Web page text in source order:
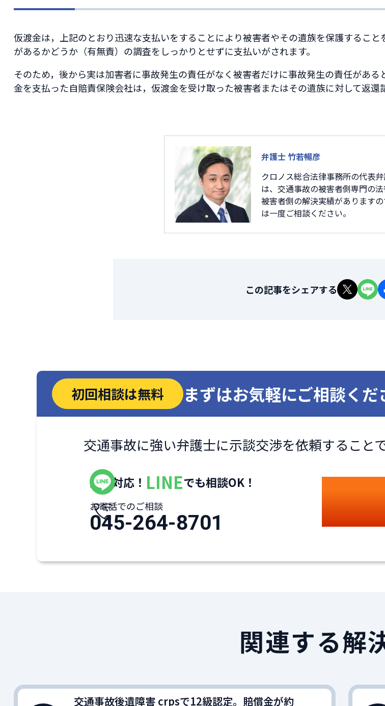
仮渡金は，上記のとおり迅速な支払いをすることにより被害者やその遺族を保護するこ
があるかどうか（有無責）の調査をしっかりとせずに支払いがされます。
そのため，後から実は加害者に事故発生の責任がなく被害者だけに事故発生の責任があ
金を支払った自賠責保険会社は，仮渡金を受け取った被害者またはその遺族に対して返還
弁護士 竹若暢彦
クロノス総合法律事務所の代表
は、交通事故の被害者側専門の
被害者側の解決実績があります
は一度ご相談ください。
この記事をシェアする
初回相談は無料 まずはお気軽にご相談くだ
交通事故に強い弁護士に示談交渉を依頼すること
全国対応！ LINEでも相談OK！
お電話でのご相談
045-264-8701
関連する解
交通事故後遺障害 crpsで12級認定。賠償金が約